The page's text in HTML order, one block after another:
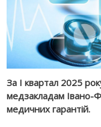
За I квартал 2025
медзакладам Івано-
медичних гарантій.